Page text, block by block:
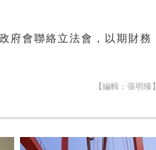
府會聯絡立法會，以期財務
【編輯：張明臻】